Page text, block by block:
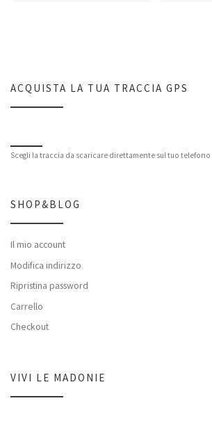
ACQUISTA LA TUA TRACCIA GPS
Scegli la traccia da scaricare direttamente sul tuo telefono
SHOP&BLOG
Il mio account
Modifica indirizzo
Ripristina password
Carrello
Checkout
VIVI LE MADONIE